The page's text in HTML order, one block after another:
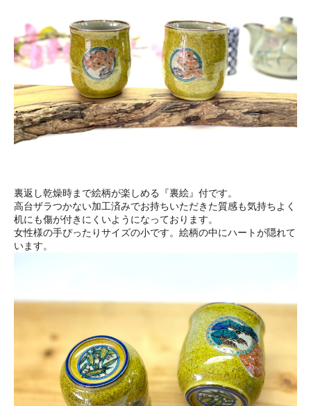
裏返し乾燥時まで絵柄が楽しめる『裏絵』付です。
高台ザラつかない加工済みでお持ちいただきた質感も気持ちよく
机にも傷が付きにくいようになっております。
女性様の手ぴったりサイズの小です。絵柄の中にハートが隠れて
います。